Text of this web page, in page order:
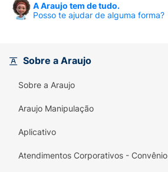
A Araujo tem de tudo.
Posso te ajudar de alguma forma?
Sobre a Araujo
Sobre a Araujo
Araujo Manipulação
Aplicativo
Atendimentos Corporativos - Convênio